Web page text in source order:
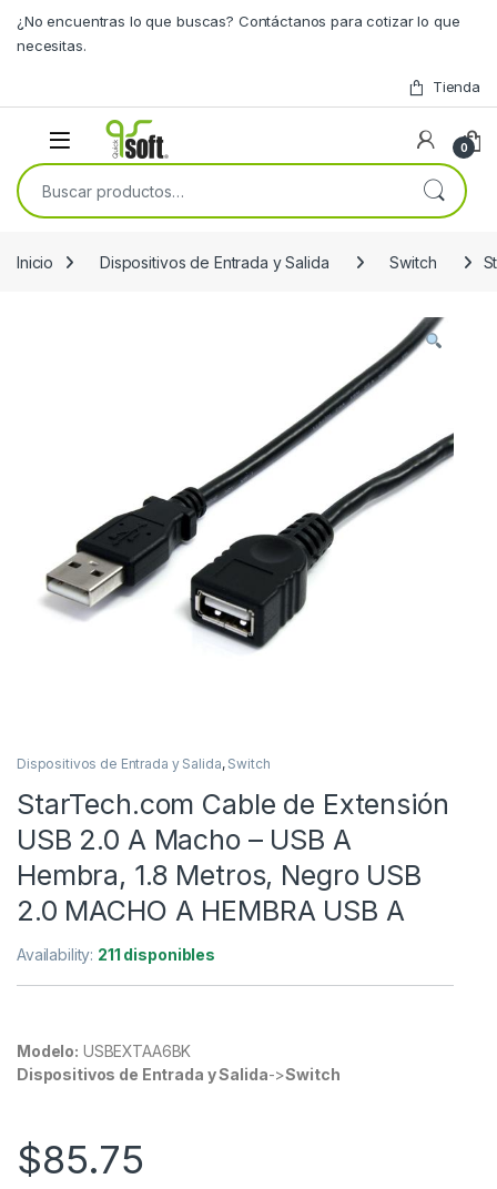
¿No encuentras lo que buscas? Contáctanos para cotizar lo que
necesitas.
Tienda
0
Buscar por:
Inicio Dispositivos de Entrada y Salida Switch
Dispositivos de Entrada y Salida, Switch
StarTech.com Cable de Extensión
USB 2.0 A Macho – USB A
Hembra, 1.8 Metros, Negro USB
2.0 MACHO A HEMBRA USB A
Availability: 211 disponibles
Modelo: USBEXTAA6BK
Dispositivos de Entrada y Salida->Switch
$85.75